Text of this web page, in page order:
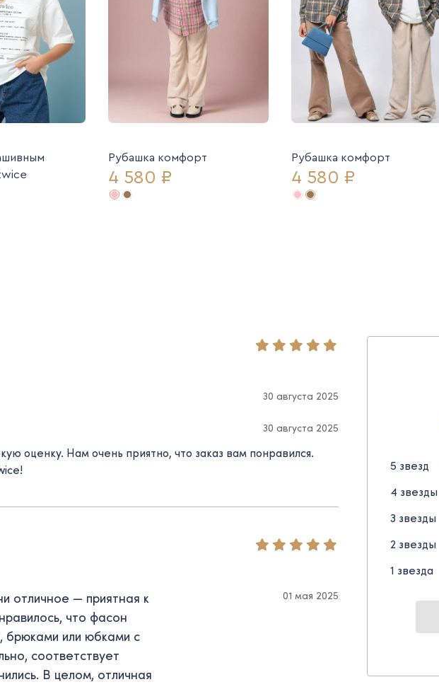
Рубашка комфорт
4 580 ₽
Рубашка комфорт
4 580 ₽
5 звезд
4 звезды
3 звезды
2 звезды
1 звезда
30 августа 2025
30 августа 2025
оценку. Нам очень приятно, что заказ вам понравился.
отличное — приятная к
что фасон
брюками или юбками с
соответствует
В целом, отличная
01 мая 2025